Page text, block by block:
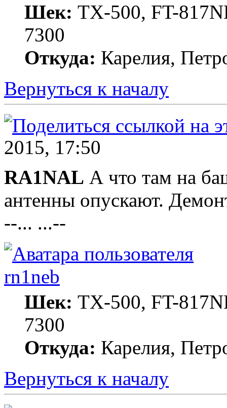
Шек: TX-500, FT-
7300
Откуда: Карелия,
Вернуться к началу
2015, 17:50
RA1NAL А что там на
антенны опускают.
--... ...--
rn1neb
Шек: TX-500, FT-
7300
Откуда: Карелия,
Вернуться к началу